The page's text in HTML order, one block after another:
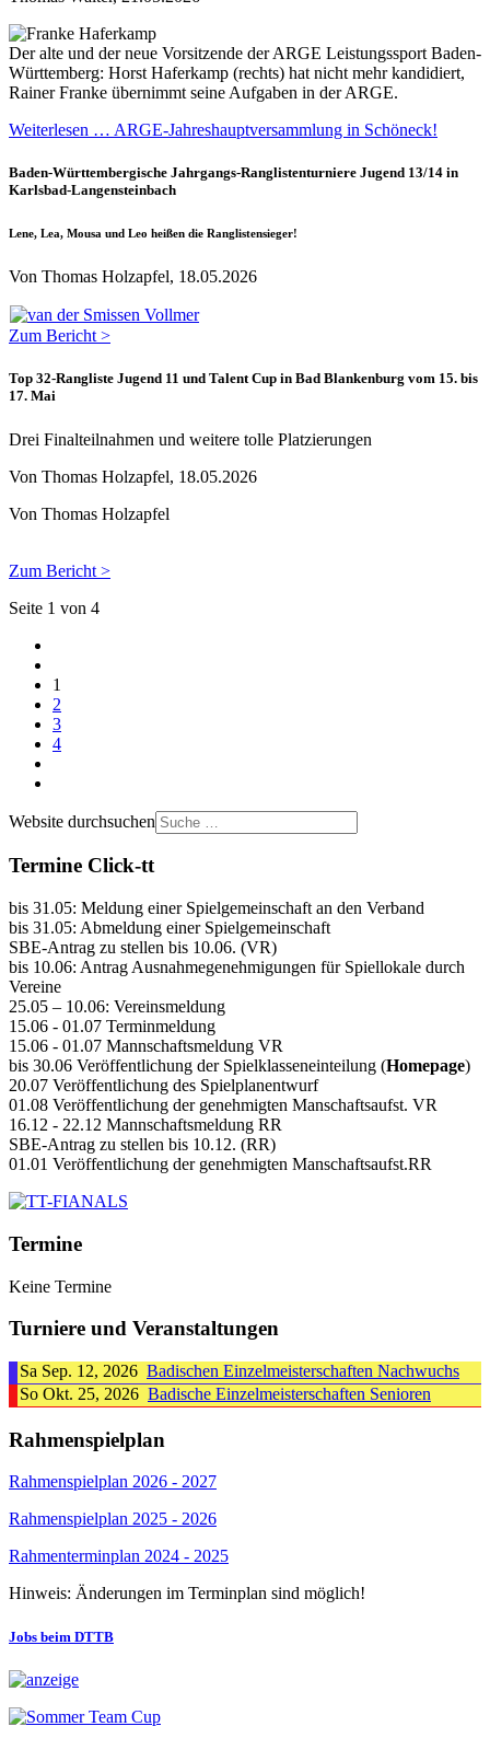
Der alte und der neue Vorsitzende der ARGE Leistungssport Baden-
Württemberg: Horst Haferkamp (rechts) hat nicht mehr kandidiert,
Rainer Franke übernimmt seine Aufgaben in der ARGE.
Weiterlesen … ARGE-Jahreshauptversammlung in Schöneck!
Baden-Württembergische Jahrgangs-Ranglistenturniere Jugend 13/14 in
Karlsbad-Langensteinbach
Lene, Lea, Mousa und Leo heißen die Ranglistensieger!
Von Thomas Holzapfel, 18.05.2026
Zum Bericht >
Top 32-Rangliste Jugend 11 und Talent Cup in Bad Blankenburg vom 15. bis
17. Mai
Drei Finalteilnahmen und weitere tolle Platzierungen
Von Thomas Holzapfel, 18.05.2026
Von Thomas Holzapfel
Zum Bericht >
Seite 1 von 4
1
2
3
4
Website durchsuchen
Termine Click-tt
bis 31.05: Meldung einer Spielgemeinschaft an den Verband
bis 31.05: Abmeldung einer Spielgemeinschaft
SBE-Antrag zu stellen bis 10.06. (VR)
bis 10.06: Antrag Ausnahmegenehmigungen für Spiellokale durch
Vereine
25.05 – 10.06: Vereinsmeldung
15.06 - 01.07 Terminmeldung
15.06 - 01.07 Mannschaftsmeldung VR
bis 30.06 Veröffentlichung der Spielklasseneinteilung (Homepage)
20.07 Veröffentlichung des Spielplanentwurf
01.08 Veröffentlichung der genehmigten Manschaftsaufst. VR
16.12 - 22.12 Mannschaftsmeldung RR
SBE-Antrag zu stellen bis 10.12. (RR)
01.01 Veröffentlichung der genehmigten Manschaftsaufst.RR
Termine
Keine Termine
Turniere und Veranstaltungen
Sa Sep. 12, 2026 Badischen Einzelmeisterschaften Nachwuchs
So Okt. 25, 2026 Badische Einzelmeisterschaften Senioren
Rahmenspielplan
Rahmenspielplan 2026 - 2027
Rahmenspielplan 2025 - 2026
Rahmenterminplan 2024 - 2025
Hinweis: Änderungen im Terminplan sind möglich!
Jobs beim DTTB